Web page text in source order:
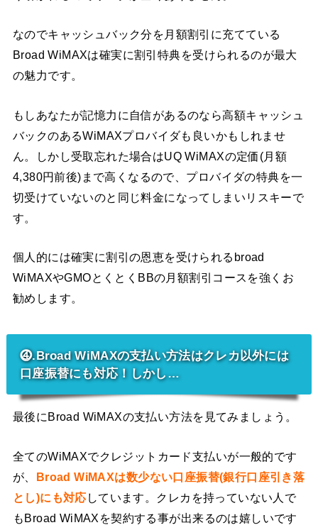
なのでキャッシュバック分を月額割引に充てている
Broad WiMAXは確実に割引特典を受けられるのが最大
の魅力です。
もしあなたが記憶力に自信があるのなら高額キャッシュ
バックのあるWiMAXプロバイダも良いかもしれませ
ん。しかし受取忘れた場合はUQ WiMAXの定価(月額
4,380円前後)まで高くなるので、プロバイダの特典を一
切受けていないのと同じ料金になってしまいリスキーで
す。
個人的には確実に割引の恩恵を受けられるbroad
WiMAXやGMOとくとくBBの月額割引コースを強くお
勧めします。
⓸.Broad WiMAXの支払い方法はクレカ以外には
口座振替にも対応！しかし…
最後にBroad WiMAXの支払い方法を見てみましょう。
全てのWiMAXでクレジットカード支払いが一般的です
が、 Broad WiMAXは数少ない口座振替(銀行口座引き落
とし)にも対応 しています。クレカを持っていない人で
もBroad WiMAXを契約する事が出来るのは嬉しいです